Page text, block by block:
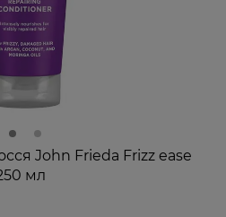
John Frieda Frizz ease
мл